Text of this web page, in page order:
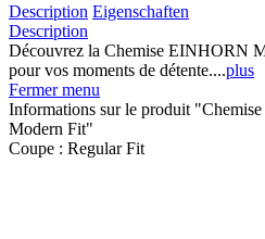
Description Eigenschaften
Description
Découvrez la Chemise EINHORN
pour vos moments de détente....plus
Fermer menu
Informations sur le produit
Modern Fit"
Coupe : Regular Fit